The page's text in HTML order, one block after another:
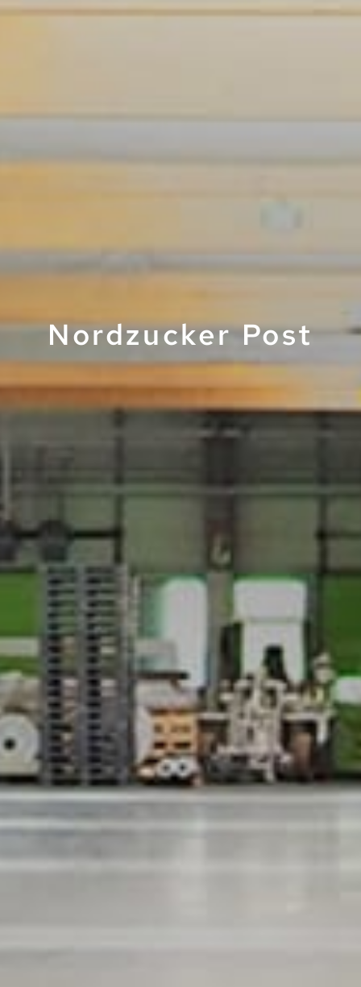
Nordzucker Post